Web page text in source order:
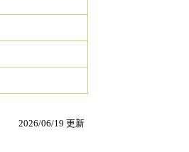
2026/06/19 更新